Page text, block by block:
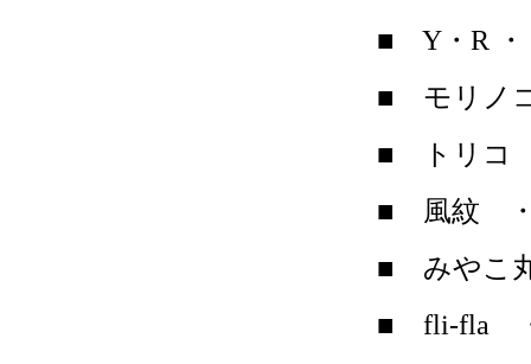
■ Y・ R
■ モリノ
■ トリコ
■ 風紋 ・
■ みやこ
■ fli-fla